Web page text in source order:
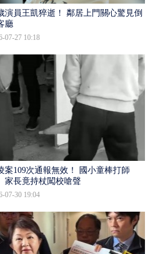
演員王凱猝逝！ 鄰居上門關心驚見倒
廳
07-27 10:18
案109次通報無效！ 國小童棒打師
長竟持杖闖校嗆聲
07-30 19:04